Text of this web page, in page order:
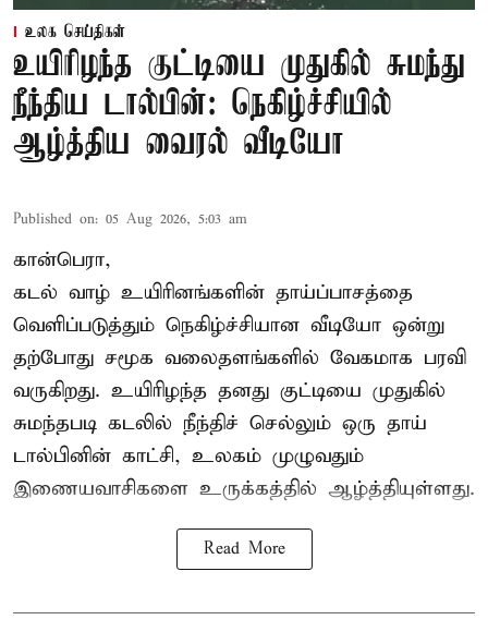
உலக செய்திகள்
உயிரிழந்த குட்டியை முதுகில் சுமந்து
நீந்திய டால்பின்: நெகிழ்ச்சியில்
ஆழ்த்திய வைரல் வீடியோ
Published on: 05 Aug 2026, 5:03 am
கான்பெரா,
கடல் வாழ் உயிரினங்களின் தாய்ப்பாசத்தை
வெளிப்படுத்தும் நெகிழ்ச்சியான வீடியோ ஒன்று
தற்போது சமூக வலைதளங்களில் வேகமாக பரவி
வருகிறது. உயிரிழந்த தனது குட்டியை முதுகில்
சுமந்தபடி கடலில் நீந்திச் செல்லும் ஒரு தாய்
டால்பினின் காட்சி, உலகம் முழுவதும்
இணையவாசிகளை உருக்கத்தில் ஆழ்த்தியுள்ளது.
Read More